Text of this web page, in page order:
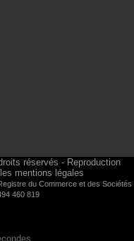
réservés - Reproduction
mentions légales
du Commerce et des Sociétés
460 819